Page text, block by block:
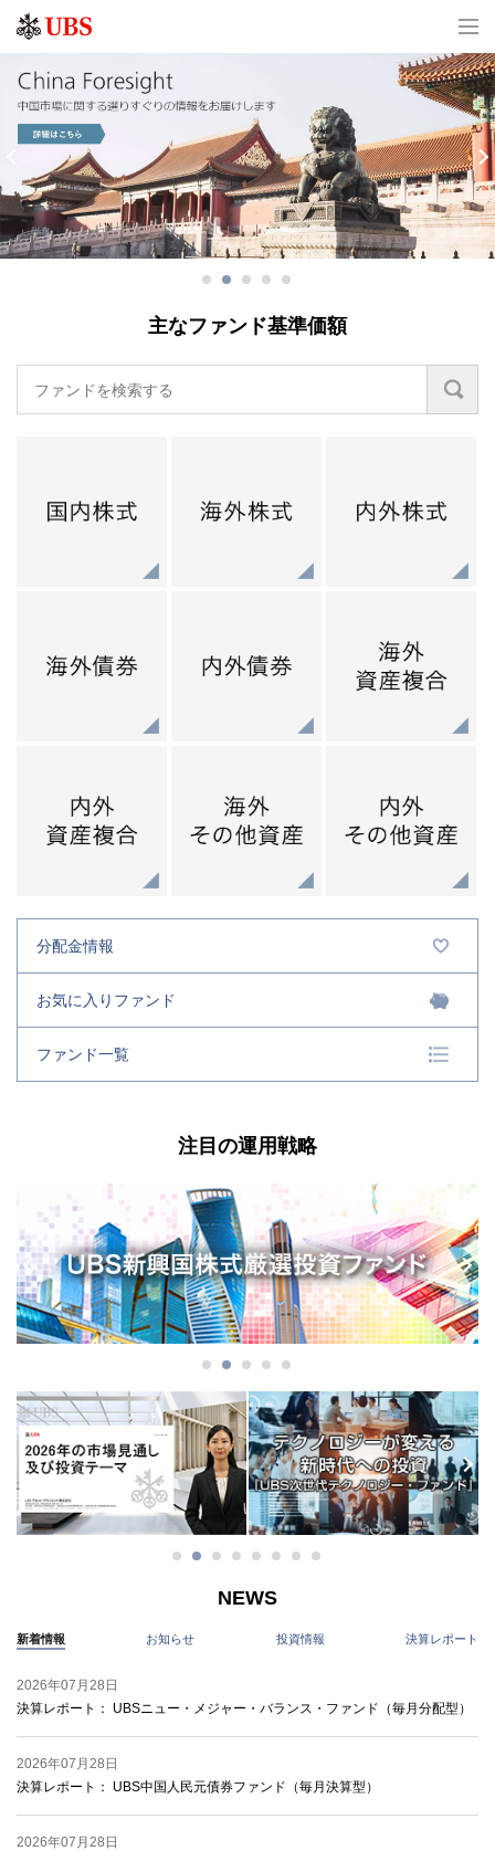
Next
主なファンド基準価額
分配金情報
お気に入りファンド
ファンド一覧
注目の運用戦略
Previous Next
Previous Next
NEWS
新着情報 お知らせ 投資情報 決算レポート
2026年07月28日
決算レポート： UBSニュー・メジャー・バランス・ファンド（毎月分配型）
2026年07月28日
決算レポート： UBS中国人民元債券ファンド（毎月決算型）
2026年07月28日